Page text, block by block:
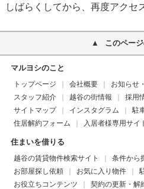
しばらくしてから、再度アクセ
このペー
マルヨシのこと
トップページ 会社概要 お知らせ
スタッフ紹介
越谷の街情報 採用
サイトマップ
インスタグラム
駐
住居解約フォーム
入居者様専用サイ
住まいを借りる
越谷の賃貸物件検索サイト 条件から
お部屋探し依頼
お気に入り物件
お役立ちコンテンツ
契約の更新・解